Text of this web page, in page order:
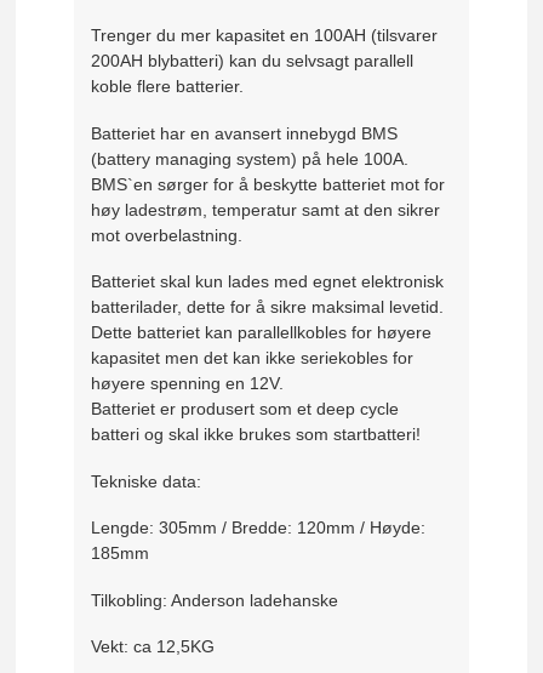
Trenger du mer kapasitet en 100AH (tilsvarer
200AH blybatteri) kan du selvsagt parallell
koble flere batterier.
Batteriet har en avansert innebygd BMS
(battery managing system) på hele 100A.
BMS`en sørger for å beskytte batteriet mot for
høy ladestrøm, temperatur samt at den sikrer
mot overbelastning.
Batteriet skal kun lades med egnet elektronisk
batterilader, dette for å sikre maksimal levetid.
Dette batteriet kan parallellkobles for høyere
kapasitet men det kan ikke seriekobles for
høyere spenning en 12V.
Batteriet er produsert som et deep cycle
batteri og skal ikke brukes som startbatteri!
Tekniske data:
Lengde: 305mm / Bredde: 120mm / Høyde:
185mm
Tilkobling: Anderson ladehanske
Vekt: ca 12,5KG